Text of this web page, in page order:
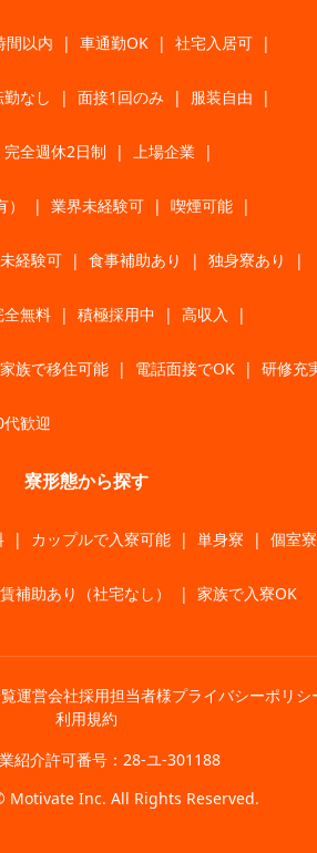
間以内 | 車通勤OK | 社宅入居可 |
勤なし | 面接1回のみ | 服装自由 |
完全週休2日制 | 上場企業 |
| 業界未経験可 | 喫煙可能 |
経験可 | 食事補助あり | 独身寮あり |
全無料 | 積極採用中 | 高収入 |
家族で移住可能 | 電話面接でOK | 研修充
歓迎
寮形態から探す
| カップルで入寮可能 | 単身寮 | 個室寮
補助あり（社宅なし） | 家族で入寮OK
運営会社採用担当者様プライバシーポリシ
利用規約
紹介許可番号：28-ユ-301188
Motivate Inc. All Rights Reserved.